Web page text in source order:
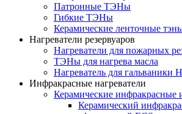
Патронные ТЭНы
Гибкие ТЭНы
Керамические ленточные
Нагреватели резервуаров
Нагреватели для пожарных
ТЭНы для нагрева масла
Нагреватель для гальваники
Инфракрасные нагреватели
Керамические инфракрасные
Керамический